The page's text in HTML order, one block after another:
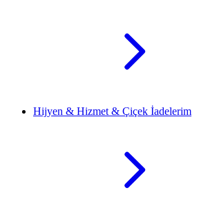
Hijyen & Hizmet & Çiçek İadelerim